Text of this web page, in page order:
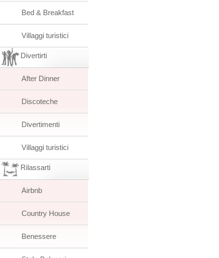
Bed & Breakfast
Villaggi turistici
Divertirti
After Dinner
Discoteche
Divertimenti
Villaggi turistici
Rilassarti
Airbnb
Country House
Benessere